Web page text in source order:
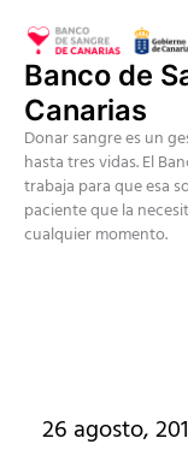
contenido
Banco de
Canarias
Donar sangre es un
hasta tres vidas. El
trabaja para que esa
paciente que la
cualquier momento.
26 agosto,